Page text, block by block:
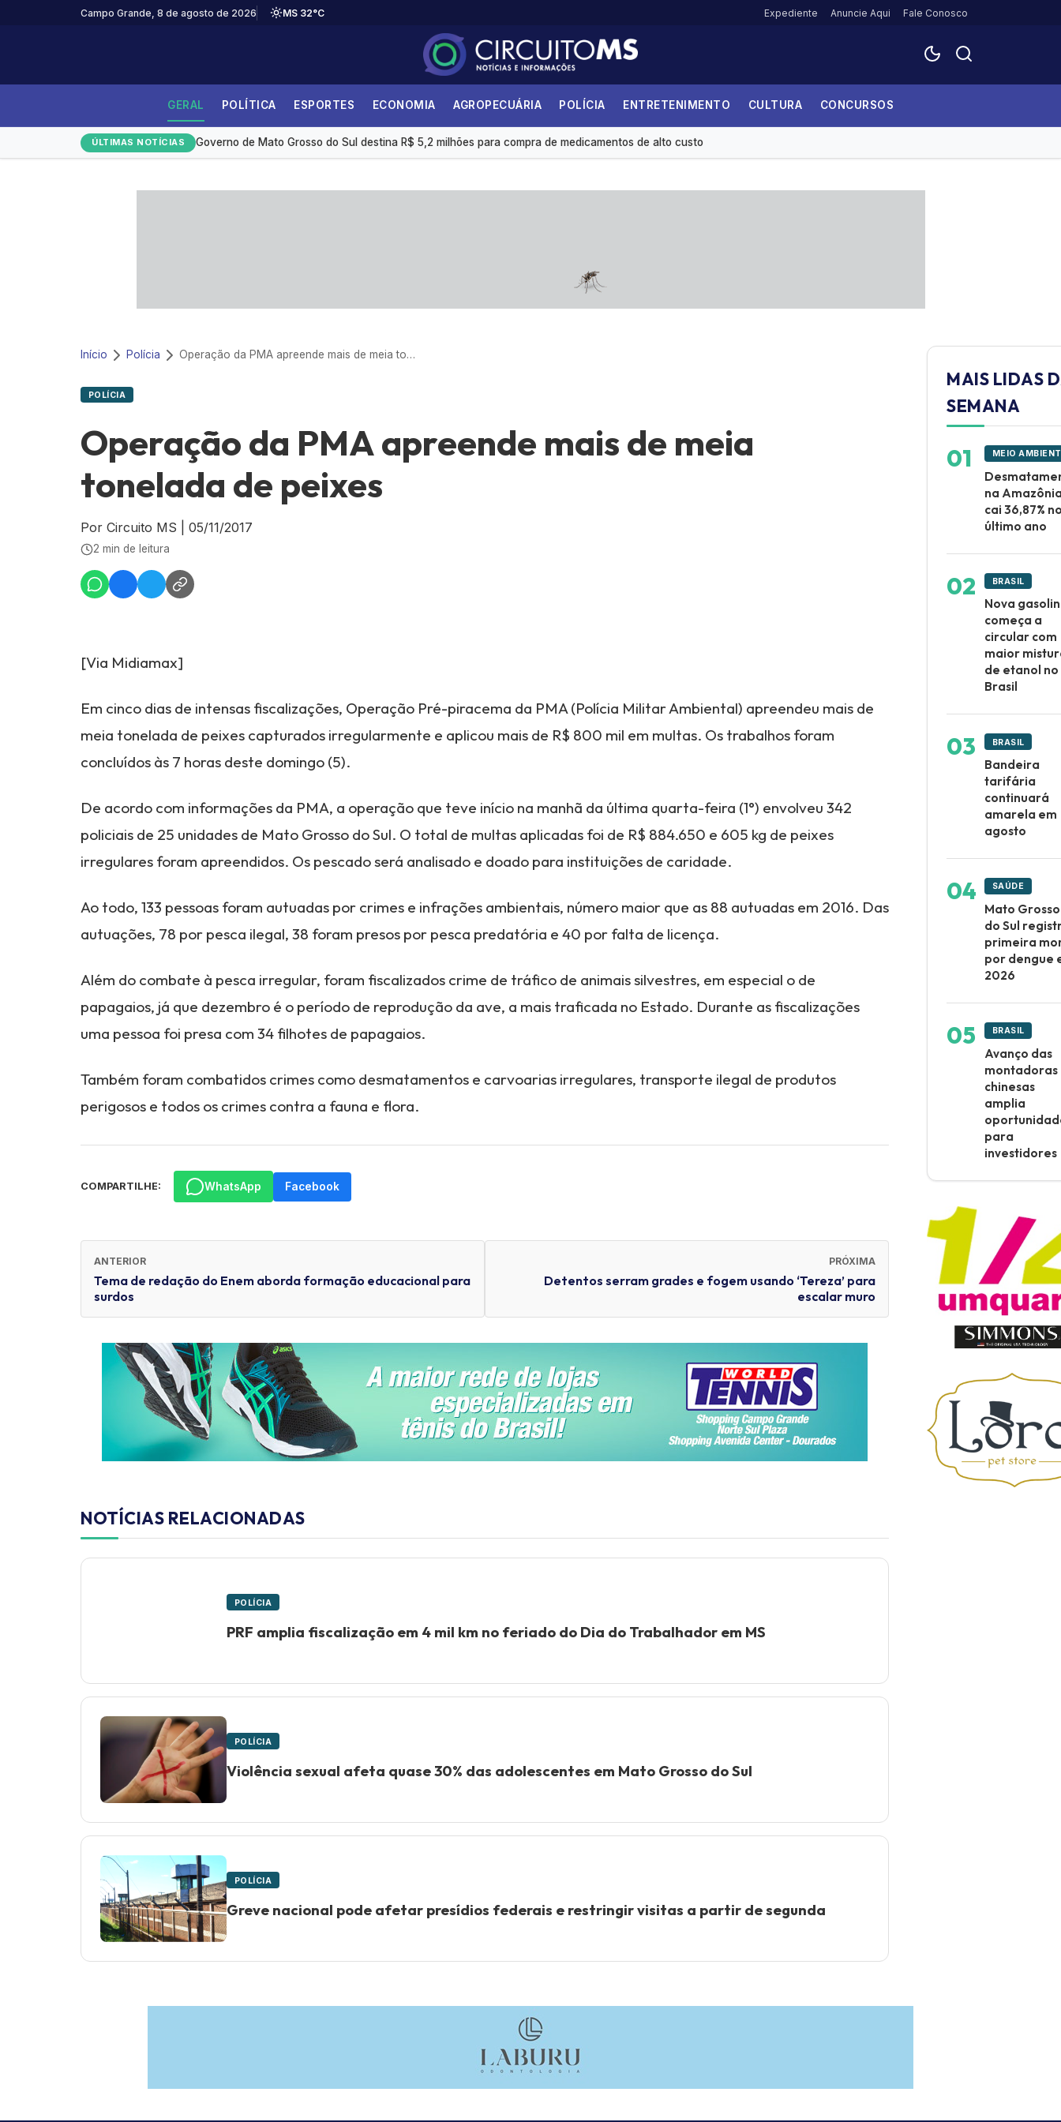
Campo Grande, 8 de agosto de 2026 MS 32°C Expediente Anuncie Aqui Fale Conosco
GERAL POLÍTICA ESPORTES ECONOMIA AGROPECUÁRIA POLÍCIA ENTRETENIMENTO CULTURA CONCURSOS
ÚLTIMAS NOTÍCIAS
Desmatamento na Amazônia cai 36,87% no último ano
Governo de Mato Grosso do Sul destina R$ 5,2 milhões para compra de medicamentos de alto custo
Início Polícia Operação da PMA apreende mais de meia tonelada de peixes
POLÍCIA
Operação da PMA apreende mais de meia
tonelada de peixes
Por Circuito MS 05/11/2017
2 min de leitura
[Via Midiamax]
Em cinco dias de intensas fiscalizações, Operação Pré-piracema da PMA (Polícia Militar Ambiental) apreendeu mais de
meia tonelada de peixes capturados irregularmente e aplicou mais de R$ 800 mil em multas. Os trabalhos foram
concluídos às 7 horas deste domingo (5).
De acordo com informações da PMA, a operação que teve início na manhã da última quarta-feira (1°) envolveu 342
policiais de 25 unidades de Mato Grosso do Sul. O total de multas aplicadas foi de R$ 884.650 e 605 kg de peixes
irregulares foram apreendidos. Os pescado será analisado e doado para instituições de caridade.
Ao todo, 133 pessoas foram autuadas por crimes e infrações ambientais, número maior que as 88 autuadas em 2016. Das
autuações, 78 por pesca ilegal, 38 foram presos por pesca predatória e 40 por falta de licença.
Além do combate à pesca irregular, foram fiscalizados crime de tráfico de animais silvestres, em especial o de
papagaios, já que dezembro é o período de reprodução da ave, a mais traficada no Estado. Durante as fiscalizações
uma pessoa foi presa com 34 filhotes de papagaios.
Também foram combatidos crimes como desmatamentos e carvoarias irregulares, transporte ilegal de produtos
perigosos e todos os crimes contra a fauna e flora.
COMPARTILHE: WhatsApp Facebook
ANTERIOR
Tema de redação do Enem aborda formação educacional para
surdos
PRÓXIMA
Detentos serram grades e fogem usando ‘Tereza’ para
escalar muro
NOTÍCIAS RELACIONADAS
POLÍCIA
PRF amplia fiscalização em 4 mil km no feriado do Dia do Trabalhador em MS
POLÍCIA
Violência sexual afeta quase 30% das adolescentes em Mato Grosso do Sul
POLÍCIA
Greve nacional pode afetar presídios federais e restringir visitas a partir de segunda
MAIS LIDAS
SEMANA
MEIO
na
cai 36,87%
último ano
BRASIL
Nova
começa a
circular com
maior
de etanol no
Brasil
BRASIL
Bandeira
tarifária
continuará
amarela em
agosto
SAÚDE
Mato Grosso
do Sul
primeira
por dengue
2026
BRASIL
Avanço das
montadoras
chinesas
amplia
para
investidores